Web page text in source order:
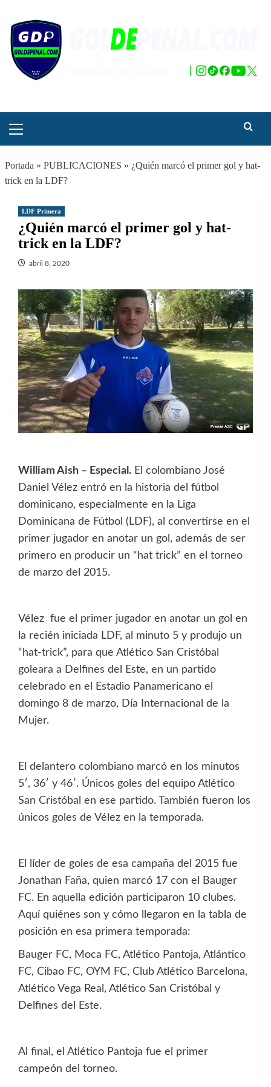
contenido
principal
Portada » PUBLICACIONES » ¿Quién marcó el primer gol y hat-
trick en la LDF?
LDF Primera
¿Quién marcó el primer gol y hat-
trick en la LDF?
abril 8, 2020
William Aish – Especial. El colombiano José
Daniel Vélez entró en la historia del fútbol
dominicano, especialmente en la Liga
Dominicana de Fútbol (LDF), al convertirse en el
primer jugador en anotar un gol, además de ser
primero en producir un “hat trick” en el torneo
de marzo del 2015.
Vélez fue el primer jugador en anotar un gol en
la recién iniciada LDF, al minuto 5 y produjo un
“hat-trick”, para que Atlético San Cristóbal
goleara a Delfines del Este, en un partido
celebrado en el Estadio Panamericano el
domingo 8 de marzo, Día Internacional de la
Mujer.
El delantero colombiano marcó en los minutos
5′, 36′ y 46′. Únicos goles del equipo Atlético
San Cristóbal en ese partido. También fueron los
únicos goles de Vélez en la temporada.
El líder de goles de esa campaña del 2015 fue
Jonathan Faña, quien marcó 17 con el Bauger
FC. En aquella edición participaron 10 clubes.
Aquí quiénes son y cómo llegaron en la tabla de
posición en esa primera temporada:
Bauger FC, Moca FC, Atlético Pantoja, Atlántico
FC, Cibao FC, OYM FC, Club Atlético Barcelona,
Atlético Vega Real, Atlético San Cristóbal y
Delfines del Este.
Al final, el Atlético Pantoja fue el primer
campeón del torneo.